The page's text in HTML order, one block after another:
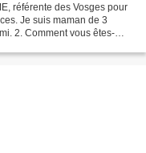
référente des Vosges pour
Je suis maman de 3
2. Comment vous êtes-